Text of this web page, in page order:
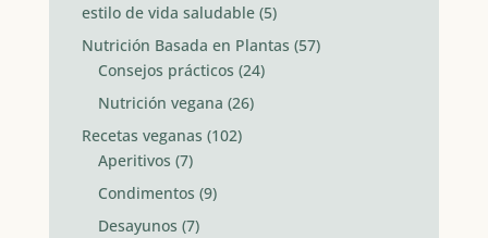
estilo de vida saludable(5)
Nutrición Basada en Plantas (57)
Consejos prácticos (24)
Nutrición vegana (26)
Recetas veganas (102)
Aperitivos (7)
Condimentos (9)
Desayunos (7)